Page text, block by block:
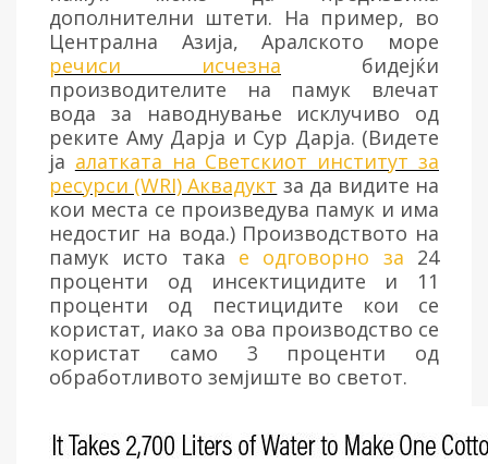
дополнителни штети. На пример, во
Централна Азија, Аралското море
речиси исчезна бидејќи
производителите на памук влечат
вода за наводнување исклучиво од
реките Аму Дарја и Сур Дарја. (Видете
ја алатката на Светскиот институт за
ресурси (WRI) Аквадукт за да видите на
кои места се произведува памук и има
недостиг на вода.) Производството на
памук исто така е одговорно за 24
проценти од инсектицидите и 11
проценти од пестицидите кои се
користат, иако за ова производство се
користат само 3 проценти од
обработливото земјиште во светот.